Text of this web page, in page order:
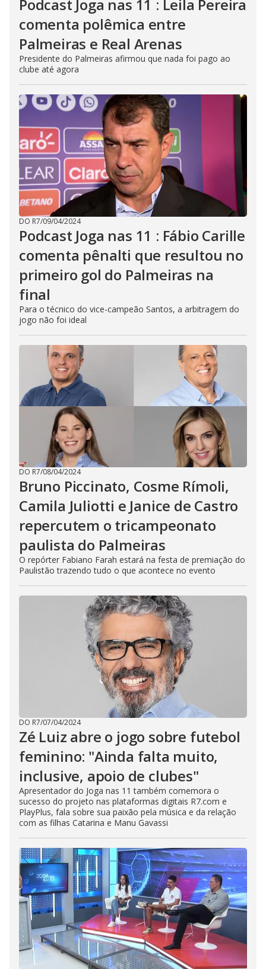
Podcast Joga nas 11 : Leila Pereira
comenta polêmica entre
Palmeiras e Real Arenas
Presidente do Palmeiras afirmou que nada foi pago ao
clube até agora
DO R7/09/04/2024
Podcast Joga nas 11 : Fábio Carille
comenta pênalti que resultou no
primeiro gol do Palmeiras na
final
Para o técnico do vice-campeão Santos, a arbitragem do
jogo não foi ideal
DO R7/08/04/2024
Bruno Piccinato, Cosme Rímoli,
Camila Juliotti e Janice de Castro
repercutem o tricampeonato
paulista do Palmeiras
O repórter Fabiano Farah estará na festa de premiação do
Paulistão trazendo tudo o que acontece no evento
DO R7/07/04/2024
Zé Luiz abre o jogo sobre futebol
feminino: "Ainda falta muito,
inclusive, apoio de clubes"
Apresentador do Joga nas 11 também comemora o
sucesso do projeto nas plataformas digitais R7.com e
PlayPlus, fala sobre sua paixão pela música e da relação
com as filhas Catarina e Manu Gavassi